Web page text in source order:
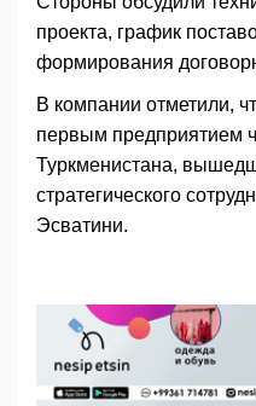
проекта, график
формирования
В компании отметили,
первым предприятием
Туркменистана,
стратегического
Эсватини.